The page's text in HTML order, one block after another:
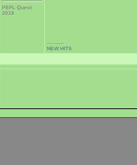
PEFL Quest
2018
-----------
NEW HITS